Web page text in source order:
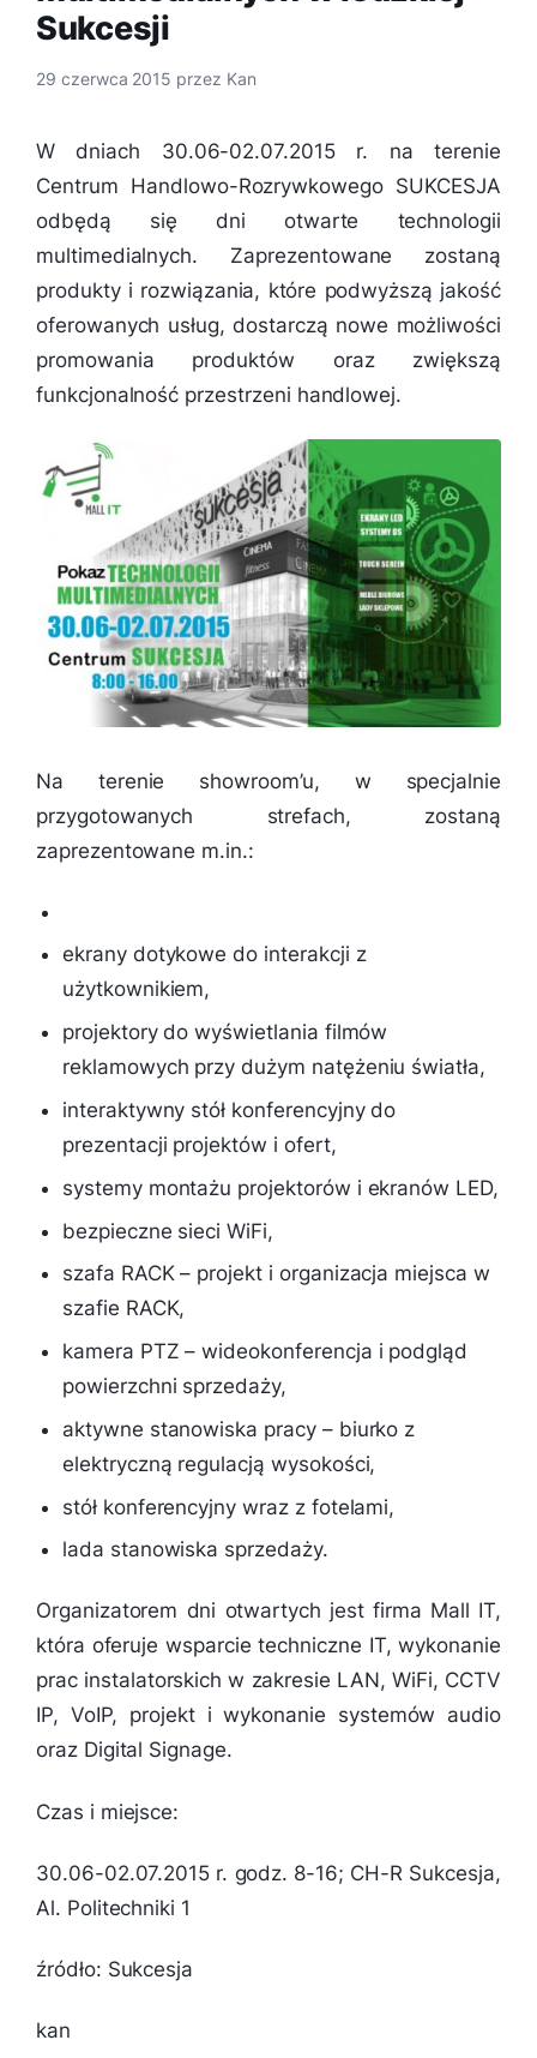
Sukcesji
29 czerwca 2015 przez Kan
W dniach 30.06-02.07.2015 r. na terenie
Centrum Handlowo-Rozrywkowego SUKCESJA
odbędą się dni otwarte technologii
multimedialnych. Zaprezentowane zostaną
produkty i rozwiązania, które podwyższą jakość
oferowanych usług, dostarczą nowe możliwości
promowania produktów oraz zwiększą
funkcjonalność przestrzeni handlowej.
Na terenie showroom’u, w specjalnie
przygotowanych strefach, zostaną
zaprezentowane m.in.:
ekrany dotykowe do interakcji z
użytkownikiem,
projektory do wyświetlania filmów
reklamowych przy dużym natężeniu światła,
interaktywny stół konferencyjny do
prezentacji projektów i ofert,
systemy montażu projektorów i ekranów LED,
bezpieczne sieci WiFi,
szafa RACK – projekt i organizacja miejsca w
szafie RACK,
kamera PTZ – wideokonferencja i podgląd
powierzchni sprzedaży,
aktywne stanowiska pracy – biurko z
elektryczną regulacją wysokości,
stół konferencyjny wraz z fotelami,
lada stanowiska sprzedaży.
Organizatorem dni otwartych jest firma Mall IT,
która oferuje wsparcie techniczne IT, wykonanie
prac instalatorskich w zakresie LAN, WiFi, CCTV
IP, VoIP, projekt i wykonanie systemów audio
oraz Digital Signage.
Czas i miejsce:
30.06-02.07.2015 r. godz. 8-16; CH-R Sukcesja,
Al. Politechniki 1
źródło: Sukcesja
kan